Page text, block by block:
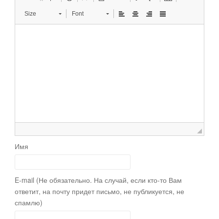
Size Font
Имя
E-mail (Не обязательно. На случай, если кто-то Вам
ответит, на почту придет письмо, не публикуется, не
спамлю)